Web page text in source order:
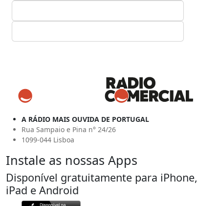
A RÁDIO MAIS OUVIDA DE PORTUGAL
Rua Sampaio e Pina n° 24/26
1099-044 Lisboa
Instale as nossas Apps
Disponível gratuitamente para iPhone,
iPad e Android